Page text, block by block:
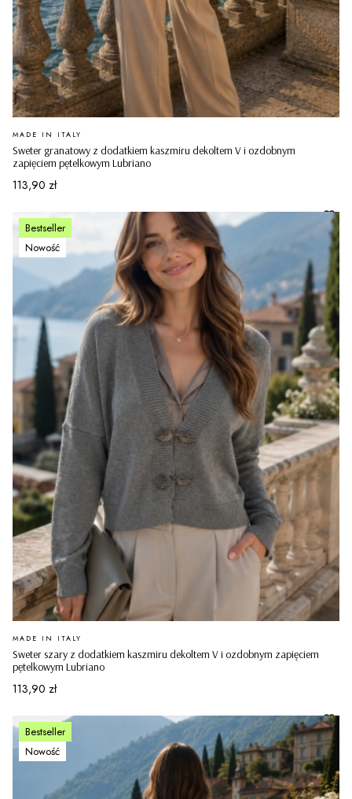
Sweter granatowy z dodatkiem kaszmiru dekoltem V i ozdobnym
zapięciem pętelkowym Lubriano
PRODUCENT
MADE IN ITALY
Cena
113,90 zł
Bestseller
Nowość
Sweter szary z dodatkiem kaszmiru dekoltem V i ozdobnym zapięciem
pętelkowym Lubriano
PRODUCENT
MADE IN ITALY
Cena
113,90 zł
Bestseller
Nowość